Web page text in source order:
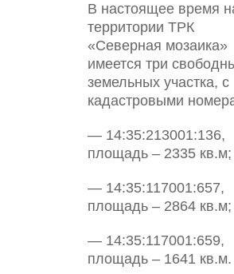
В настоящее время
территории ТРК
«Северная мозаика»
имеется три
земельных участка, с
кадастровыми
— 14:35:213001:136,
площадь – 2335 кв.м;
— 14:35:117001:657,
площадь – 2864 кв.м;
— 14:35:117001:659,
площадь – 1641 кв.м.